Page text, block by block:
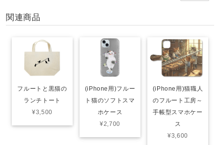
関連商品
フルートと黒猫の
ランチトート
¥3,500
(iPhone用)フルー
ト猫のソフトスマ
ホケース
¥2,700
(iPhone用)猫職人
のフルート工房～
手帳型スマホケー
ス
¥3,600